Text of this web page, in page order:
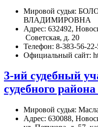
Мировой судья:
ВЛАДИМИРОВНА
Адрес: 632492,
Советская, д. 20
Телефон: 8-383-56-
Официальный сайт:
3-ий судебный
судебного
Мировой судья:
Адрес: 630088,